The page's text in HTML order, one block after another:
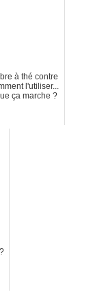
à thé contre
l'utiliser...
ça marche ?